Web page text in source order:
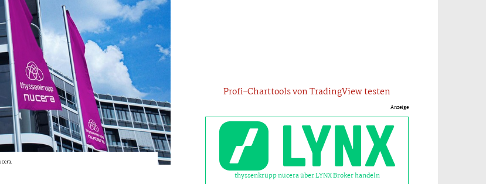
Profi-Charttools von TradingView testen
Anzeige
thyssenkrupp nucera über LYNX Broker handeln